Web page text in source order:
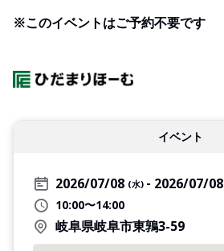
※このイベントはご予約不要です
イベント
2026/07/08 (水) 2026/07/08
10:00〜14:00
岐阜県岐阜市東鶉3-59